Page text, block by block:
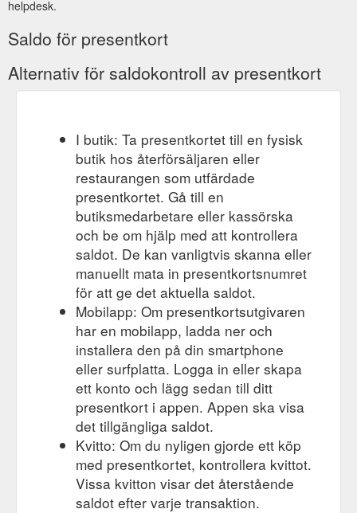
helpdesk.
Saldo för presentkort
Alternativ för saldokontroll av presentkort
I butik: Ta presentkortet till en fysisk
butik hos återförsäljaren eller
restaurangen som utfärdade
presentkortet. Gå till en
butiksmedarbetare eller kassörska
och be om hjälp med att kontrollera
saldot. De kan vanligtvis skanna eller
manuellt mata in presentkortsnumret
för att ge det aktuella saldot.
Mobilapp: Om presentkortsutgivaren
har en mobilapp, ladda ner och
installera den på din smartphone
eller surfplatta. Logga in eller skapa
ett konto och lägg sedan till ditt
presentkort i appen. Appen ska visa
det tillgängliga saldot.
Kvitto: Om du nyligen gjorde ett köp
med presentkortet, kontrollera kvittot.
Vissa kvitton visar det återstående
saldot efter varje transaktion.